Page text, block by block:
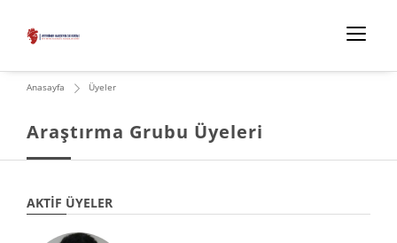
Araştırma Grubu Üyeleri
Anasayfa Üyeler
AKTIF ÜYELER